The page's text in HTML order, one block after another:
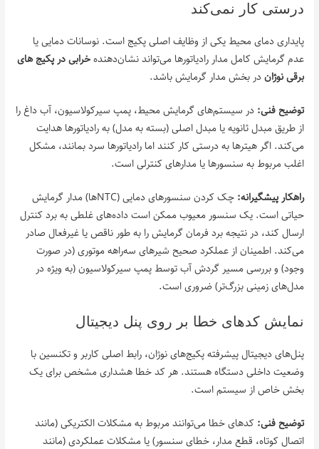
درستی کار نمی‌کند
پایداری دمای محیط یکی از وظایف اصلی پکیج است. نوسانات دمایی یا
عدم گرمایش کامل مدار رادیاتورها می‌تواند نشان‌دهندهخرابی در پکیج‌ های
برقی نوژاندر بخش مدار گرمایش باشد.
توضیح فنی: در سیستم‌های گرمایش محیط، پمپ سیرکولاسیون، آب داغ را
از طریق مبدل ثانویه یا مبدل اصلی (بسته به مدل) به رادیاتورها هدایت
می‌کند. اگر هیترها به درستی کار کنند اما رادیاتورها سرد بمانند، مشکل
اغلب مربوط به سنسورها یا مدارهای کنترلی است.
راهکار پیشگیرانه:
چک کردن سنسورهای دمایی (NTCها) مدار گرمایش
حیاتی است. یک سنسور معیوب ممکن است داده‌های غلطی به برد کنترل
ارسال کند، در نتیجه برد فرمان گرمایش را به طور ناقص یا غیرفعال صادر
می‌کند. اطمینان از عملکرد صحیح شیرهای سه‌راهه موتوری (در صورت
وجود) و بررسی مسیر گردش آب توسط پمپ سیرکولاسیون (به ویژه در
مدل‌های زمینی بزرگ‌تر) ضروری است.
نمایش کدهای خطا بر روی پنل دیجیتال
پنل‌های دیجیتال پیشرفته پکیج‌های نوژان، رابط اصلی کاربر و تکنسین با
وضعیت داخلی دستگاه هستند. هر کد خطا هشداری مشخص برای یک
بخش خاص از سیستم است.
توضیح فنی: کدهای خطا می‌توانند مربوط به مشکلات الکتریکی (مانند
اتصال کوتاه، قطع مدار، خطای سنسور) یا مشکلات عملکردی (مانند